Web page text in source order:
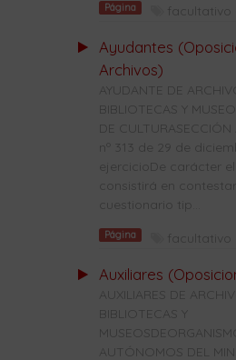
Página facultativo
Ayudantes
Archivos)
AYUDANTE DE
BIBLIOTECAS Y
DE
nº 313 de 29 de
ejercicioDe carácter
consistirá en contestar
cuestionario tip...
Página facultativo
Auxiliares
AUXILIARES DE
BIBLIOTECAS Y
AUTÓNOMOS DEL